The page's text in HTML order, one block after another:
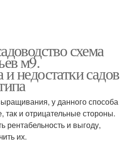
схема
м9.
недостатки садов
у данного способа
так и отрицательные стороны.
рентабельность и выгоду,
их.